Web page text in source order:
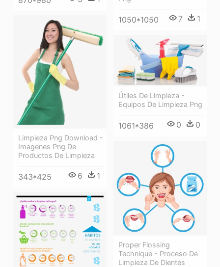
1050*1050 7 1
Limpieza Png Download -
Imagenes Png De
Productos De Limpieza
343*425 6 1
Útiles De Limpieza -
Equipos De Limpieza Png
1061*386 0 0
Proper Flossing
Technique - Proceso De
Limpieza De Dientes